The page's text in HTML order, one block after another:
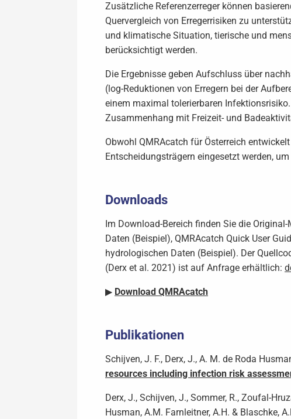
Zusätzliche Referenzerreger können
Quervergleich von Erregerrisiken zu
und klimatische Situation, tierische und
berücksichtigt werden.
Die Ergebnisse geben Aufschluss über
(log-Reduktionen von Erregern bei der
einem maximal tolerierbaren
Zusammenhang mit Freizeit- und
Obwohl QMRAcatch für Österreich
Entscheidungsträgern eingesetzt werden,
Downloads
Im Download-Bereich finden Sie die
Daten (Beispiel), QMRAcatch Quick User
hydrologischen Daten (Beispiel). Der
(Derx et al. 2021) ist auf Anfrage erhältlich:
▶ Download QMRAcatch
Publikationen
Schijven, J. F., Derx, J., A. M. de Roda
resources including infection risk
Derx, J., Schijven, J., Sommer, R., Zoufal-
Husman, A.M. Farnleitner, A.H. & Blaschke,